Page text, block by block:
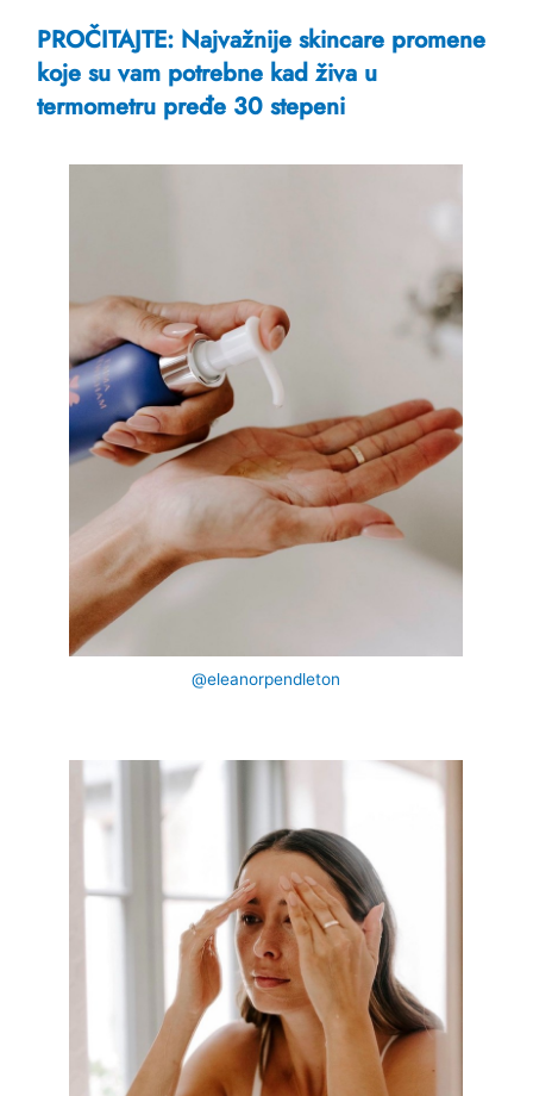
PROČITAJTE: Najvažnije skincare promene
koje su vam potrebne kad živa u
termometru pređe 30 stepeni
@eleanorpendleton